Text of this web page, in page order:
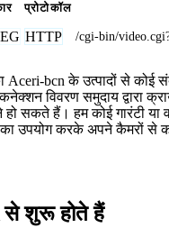
प्रोटोकॉल
HTTP /cgi-bin/
Aceri-bcn के उत्पादों से कोई
विवरण समुदाय द्वारा
सकते हैं। हम कोई गारंटी या
उपयोग करके अपने कैमरों से
से शुरू होते हैं